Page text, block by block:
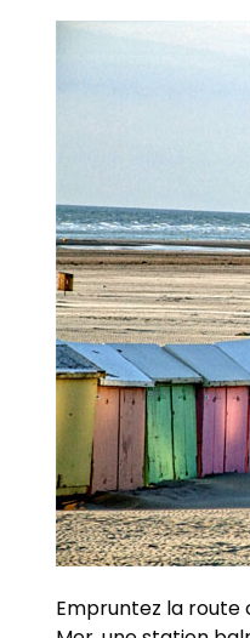
Empruntez la route